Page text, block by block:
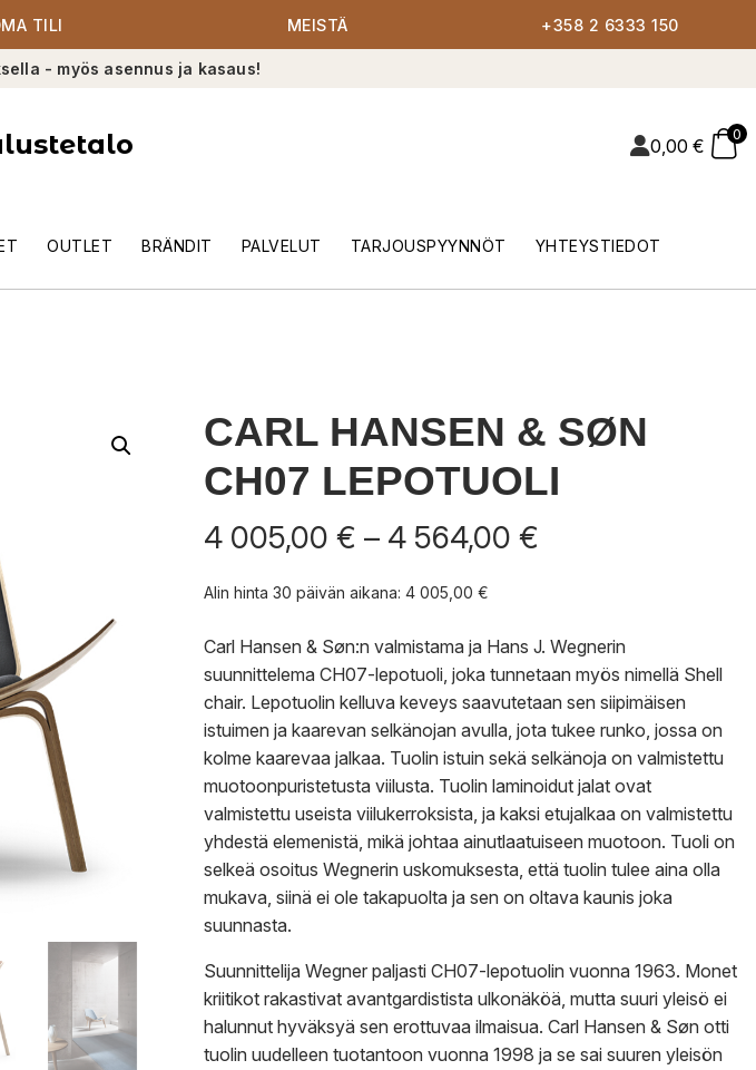
TILI MEISTÄ +358 2 6333 150
- myös asennus ja kasaus!
0,00 €
0
OUTLET BRÄNDIT PALVELUT TARJOUSPYYNNÖT YHTEYSTIEDOT
CARL HANSEN & SØN
CH07 LEPOTUOLI
4 005,00 € – 4 564,00 €
4
564,00 €
Alin hinta 30 päivän aikana: 4 005,00 €
Carl Hansen & Søn:n valmistama ja Hans J. Wegnerin
suunnittelema CH07-lepotuoli, joka tunnetaan myös nimellä Shell
chair. Lepotuolin kelluva keveys saavutetaan sen siipimäisen
istuimen ja kaarevan selkänojan avulla, jota tukee runko, jossa on
kolme kaarevaa jalkaa. Tuolin istuin sekä selkänoja on valmistettu
muotoonpuristetusta viilusta. Tuolin laminoidut jalat ovat
valmistettu useista viilukerroksista, ja kaksi etujalkaa on valmistettu
yhdestä elemenistä, mikä johtaa ainutlaatuiseen muotoon. Tuoli on
selkeä osoitus Wegnerin uskomuksesta, että tuolin tulee aina olla
mukava, siinä ei ole takapuolta ja sen on oltava kaunis joka
suunnasta.
Suunnittelija Wegner paljasti CH07-lepotuolin vuonna 1963. Monet
kriitikot rakastivat avantgardistista ulkonäköä, mutta suuri yleisö ei
halunnut hyväksyä sen erottuvaa ilmaisua. Carl Hansen & Søn otti
tuolin uudelleen tuotantoon vuonna 1998 ja se sai suuren yleisön